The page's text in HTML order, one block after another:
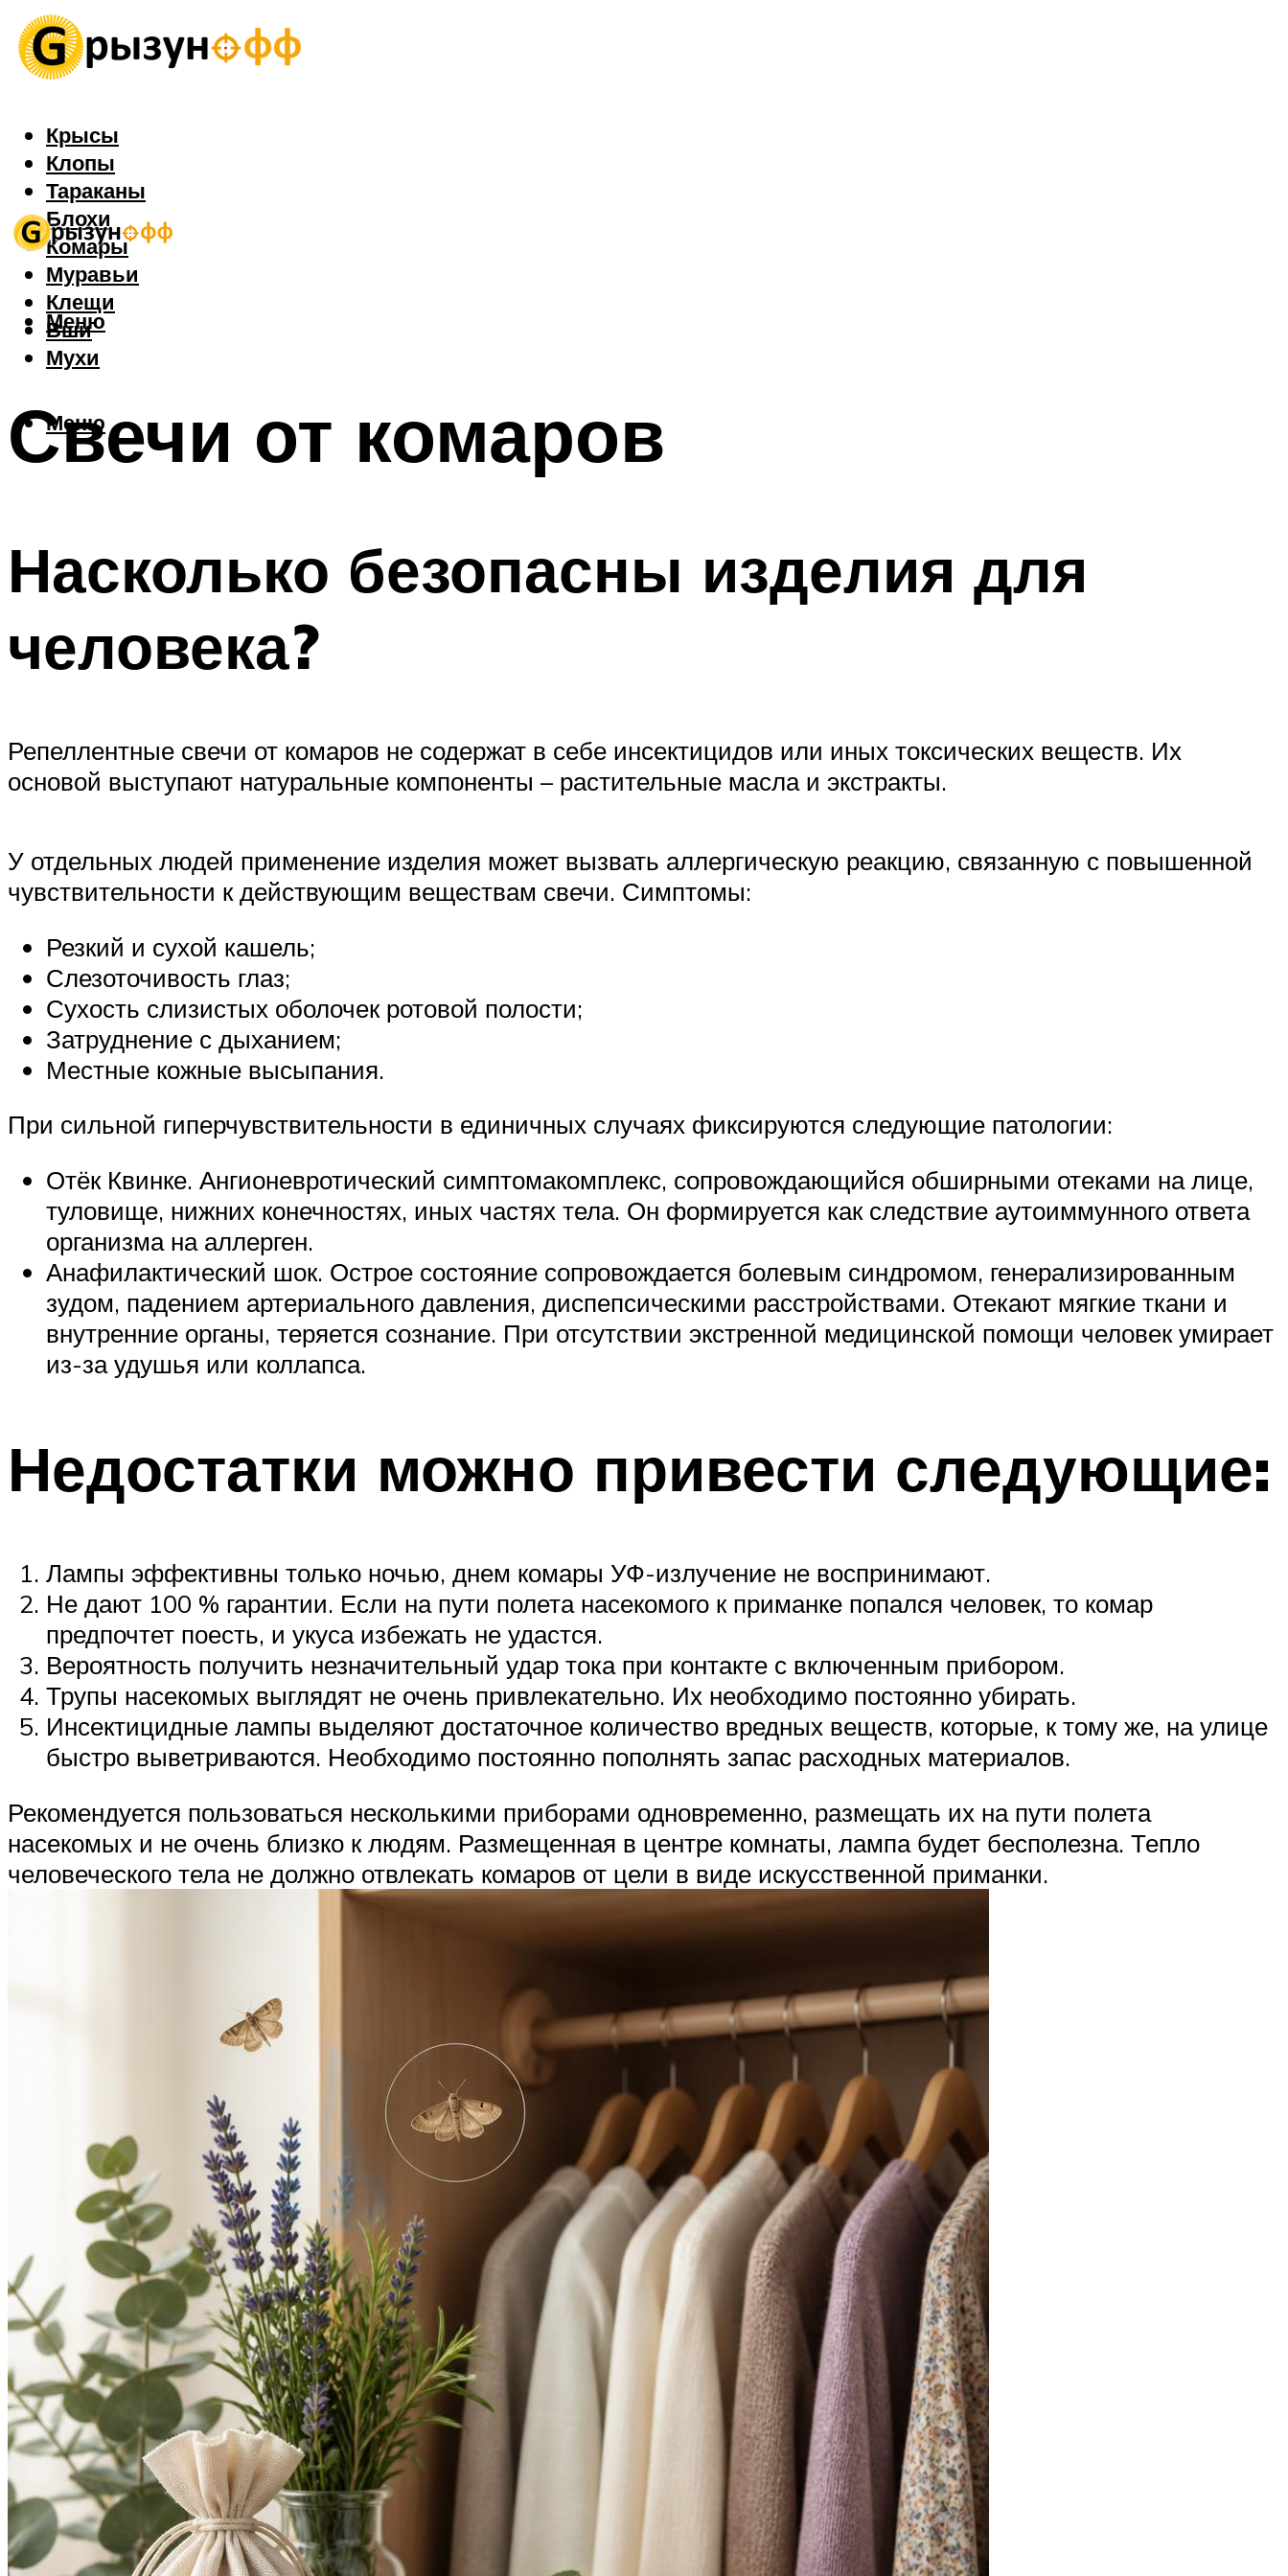
Крысы
Клопы
Тараканы
Блохи
Комары
Муравьи
Клещи
Вши
Мухи
Меню
Меню
Свечи от комаров
Насколько безопасны изделия для
человека?
Репеллентные свечи от комаров не содержат в себе инсектицидов или иных токсических веществ. Их
основой выступают натуральные компоненты – растительные масла и экстракты.
У отдельных людей применение изделия может вызвать аллергическую реакцию, связанную с повышенной
чувствительности к действующим веществам свечи. Симптомы:
Резкий и сухой кашель;
Слезоточивость глаз;
Сухость слизистых оболочек ротовой полости;
Затруднение с дыханием;
Местные кожные высыпания.
При сильной гиперчувствительности в единичных случаях фиксируются следующие патологии:
Отёк Квинке. Ангионевротический симптомакомплекс, сопровождающийся обширными отеками на лице,
туловище, нижних конечностях, иных частях тела. Он формируется как следствие аутоиммунного ответа
организма на аллерген.
Анафилактический шок. Острое состояние сопровождается болевым синдромом, генерализированным
зудом, падением артериального давления, диспепсическими расстройствами. Отекают мягкие ткани и
внутренние органы, теряется сознание. При отсутствии экстренной медицинской помощи человек умирает
из-за удушья или коллапса.
Недостатки можно привести следующие:
Лампы эффективны только ночью, днем комары УФ-излучение не воспринимают.
Не дают 100 % гарантии. Если на пути полета насекомого к приманке попался человек, то комар
предпочтет поесть, и укуса избежать не удастся.
Вероятность получить незначительный удар тока при контакте с включенным прибором.
Трупы насекомых выглядят не очень привлекательно. Их необходимо постоянно убирать.
Инсектицидные лампы выделяют достаточное количество вредных веществ, которые, к тому же, на улице
быстро выветриваются. Необходимо постоянно пополнять запас расходных материалов.
Рекомендуется пользоваться несколькими приборами одновременно, размещать их на пути полета
насекомых и не очень близко к людям. Размещенная в центре комнаты, лампа будет бесполезна. Тепло
человеческого тела не должно отвлекать комаров от цели в виде искусственной приманки.